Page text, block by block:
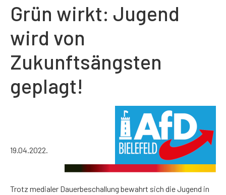
Grün wirkt: Jugend
wird von
Zukunftsängsten
geplagt!
19.04.2022.
Trotz medialer Dauerbeschallung bewahrt sich die Jugend in